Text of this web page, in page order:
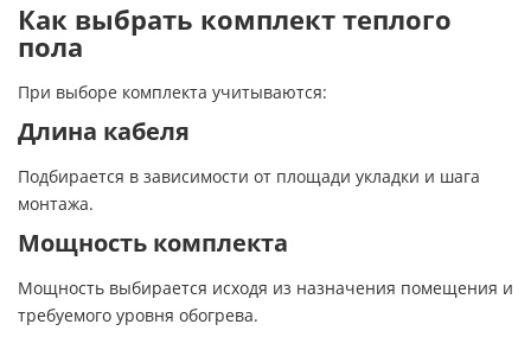
Как выбрать комплект теплого
пола
При выборе комплекта учитываются:
Длина кабеля
Подбирается в зависимости от площади укладки и шага
монтажа.
Мощность комплекта
Мощность выбирается исходя из назначения помещения и
требуемого уровня обогрева.